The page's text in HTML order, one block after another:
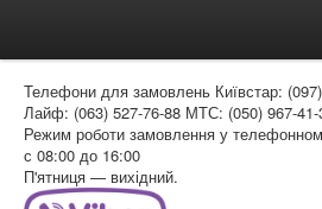
Доставка и оплата
Как заказать
Контакти
Телефони для замовлень Київстар:
Лайф: (063) 527-76-88 МТС: (050) 967-41-
Режим роботи замовлення у
с 08:00 до 16:00
П'ятниця — вихідний.